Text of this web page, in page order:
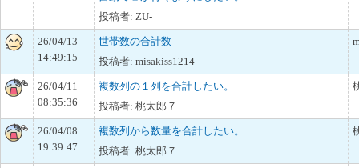
投稿者: ZU-
26/04/13
14:49:15
世帯数の合計数
投稿者: misakiss1214
26/04/11
08:35:36
複数列の１列を合計したい。
投稿者: 桃太郎７
26/04/08
19:39:47
複数列から数量を合計したい。
投稿者: 桃太郎７